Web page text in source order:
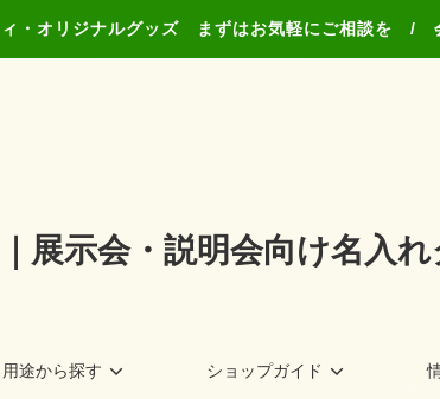
ィ・オリジナルグッズ まずはお気軽にご相談を /
展示会・説明会向け名入
用途から探す ショップガイド